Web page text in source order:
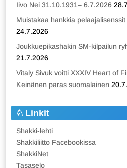
Iivo Nei 31.10.1931– 6.7.2026
Muistakaa hankkia
24.7.2026
Joukkuepikashakin SM-kilpailun
21.7.2026
Vitaly Sivuk voitti XXXIV Heart of
Keinänen paras suomalainen
Linkit
Shakki-lehti
Shakkiliitto Facebookissa
ShakkiNet
Tasaselo